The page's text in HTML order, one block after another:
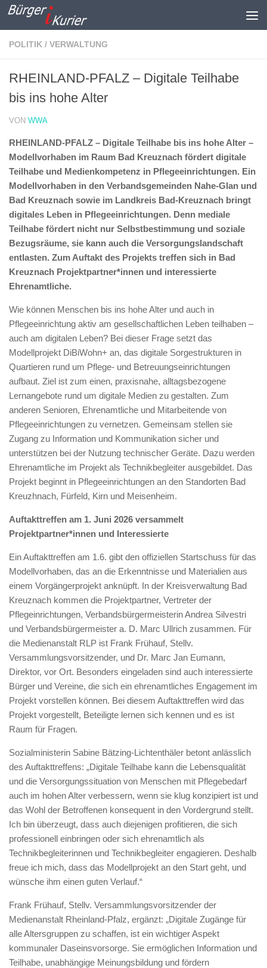
Zum Inhalt springen
POLITIK / VERWALTUNG
RHEINLAND-PFALZ – Digitale Teilhabe
bis ins hohe Alter
VON WWA
RHEINLAND-PFALZ – Digitale Teilhabe bis ins hohe Alter –
Modellvorhaben im Raum Bad Kreuznach fördert digitale
Teilhabe und Medienkompetenz in Pflegeeinrichtungen. Ein
Modellvorhaben in den Verbandsgemeinden Nahe-Glan und
Bad Kreuznach sowie im Landkreis Bad-Kreuznach bringt
digitales Leben in Pflegeeinrichtungen. Denn mediale
Teilhabe fördert nicht nur Selbstbestimmung und soziale
Bezugsräume, sie kann auch die Versorgungslandschaft
entlasten. Zum Auftakt des Projekts treffen sich in Bad
Kreuznach Projektpartner*innen und interessierte
Ehrenamtliche.
Wie können Menschen bis ins hohe Alter und auch in
Pflegeeinrichtung aktiv am gesellschaftlichen Leben teilhaben –
auch am digitalen Leben? Bei dieser Frage setzt das
Modellprojekt DiBiWohn+ an, das digitale Sorgestrukturen in
Quartieren rund um Pflege- und Betreuungseinrichtungen
aufbaut. Ziel ist zum einen, praxisnahe, alltagsbezogene
Lernangebote rund um digitale Medien zu gestalten. Zum
anderen Senioren, Ehrenamtliche und Mitarbeitende von
Pflegeeinrichtungen zu vernetzen. Gemeinsam stellen sie
Zugang zu Information und Kommunikation sicher und
unterstützen bei der Nutzung technischer Geräte. Dazu werden
Ehrenamtliche im Projekt als Technikbegleiter ausgebildet. Das
Projekt beginnt in Pflegeeinrichtungen an den Standorten Bad
Kreuzhnach, Fürfeld, Kirn und Meisenheim.
Auftakttreffen am 1. Juni 2026 versammelt
Projektpartner*innen und Interessierte
Ein Auftakttreffen am 1.6. gibt den offiziellen Startschuss für das
Modellvorhaben, das an die Erkenntnisse und Materialien aus
einem Vorgängerprojekt anknüpft. In der Kreisverwaltung Bad
Kreuznach kommen die Projektpartner, Vertreter der
Pflegeinrichtungen, Verbandsbürgermeisterin Andrea Silvestri
und Verbandsbürgermeister a. D. Marc Ullrich zusammen. Für
die Medienanstalt RLP ist Frank Frühauf, Stellv.
Versammlungsvorsitzender, und Dr. Marc Jan Eumann,
Direktor, vor Ort. Besonders eingeladen sind auch interessierte
Bürger und Vereine, die sich ein ehrenamtliches Engagement im
Projekt vorstellen können. Bei diesem Auftakttreffen wird das
Projekt vorgestellt, Beteiligte lernen sich kennen und es ist
Raum für Fragen.
Sozialministerin Sabine Bätzing-Lichtenthäler betont anlässlich
des Auftakttreffens: „Digitale Teilhabe kann die Lebensqualität
und die Versorgungssituation von Menschen mit Pflegebedarf
auch im hohen Alter verbessern, wenn sie klug konzipiert ist und
das Wohl der Betroffenen konsequent in den Vordergrund stellt.
Ich bin überzeugt, dass auch diejenigen profitieren, die sich
professionell einbringen oder sich ehrenamtlich als
Technikbegleiterinnen und Technikbegleiter engagieren. Deshalb
freue ich mich, dass das Modellprojekt an den Start geht, und
wünsche ihm einen guten Verlauf.“
Frank Frühauf, Stellv. Versammlungsvorsitzender der
Medienanstalt Rheinland-Pfalz, ergänzt: „Digitale Zugänge für
alle Altersgruppen zu schaffen, ist ein wichtiger Aspekt
kommunaler Daseinsvorsorge. Sie ermöglichen Information und
Teilhabe, unabhängige Meinungsbildung und fördern